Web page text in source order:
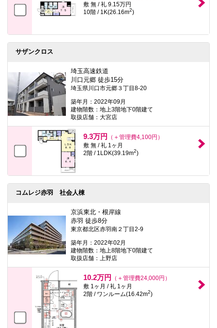
敷 無 / 礼 9.15万円
10階 / 1K(26.16m2)
サザンクロス
埼玉高速鉄道
川口元郷 徒歩15分
埼玉県川口市元郷３丁目8-20
築年月：2022年09月
建物階数：地上3階地下0階建て
取扱店舗：大宮店
9.3万円
（＋管理費4,100円）
敷 無 / 礼 1ヶ月
2階 / 1LDK(39.19m2)
コムレジ赤羽 社会人棟
京浜東北・根岸線
赤羽 徒歩8分
東京都北区赤羽南２丁目2-9
築年月：2022年02月
建物階数：地上8階地下0階建て
取扱店舗：上野店
10.2万円
（＋管理費24,000円）
敷 1ヶ月 / 礼 1ヶ月
2階 / ワンルーム(16.42m2)